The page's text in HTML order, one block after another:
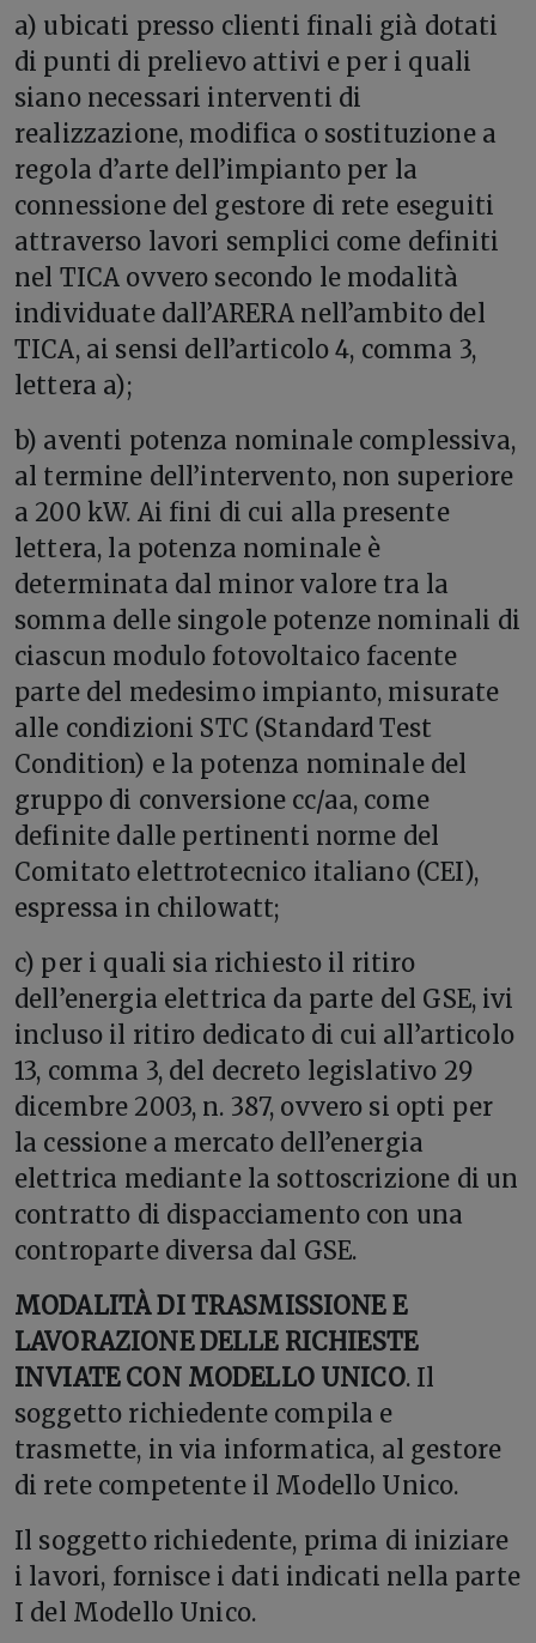
a) ubicati presso clienti finali già dotati
di punti di prelievo attivi e per i quali
siano necessari interventi di
realizzazione, modifica o sostituzione a
regola d’arte dell’impianto per la
connessione del gestore di rete eseguiti
attraverso lavori semplici come definiti
nel TICA ovvero secondo le modalità
individuate dall’ARERA nell’ambito del
TICA, ai sensi dell’articolo 4, comma 3,
lettera a);
b) aventi potenza nominale complessiva,
al termine dell’intervento, non superiore
a 200 kW. Ai fini di cui alla presente
lettera, la potenza nominale è
determinata dal minor valore tra la
somma delle singole potenze nominali di
ciascun modulo fotovoltaico facente
parte del medesimo impianto, misurate
alle condizioni STC (Standard Test
Condition) e la potenza nominale del
gruppo di conversione cc/aa, come
definite dalle pertinenti norme del
Comitato elettrotecnico italiano (CEI),
espressa in chilowatt;
c) per i quali sia richiesto il ritiro
dell’energia elettrica da parte del GSE, ivi
incluso il ritiro dedicato di cui all’articolo
13, comma 3, del decreto legislativo 29
dicembre 2003, n. 387, ovvero si opti per
la cessione a mercato dell’energia
elettrica mediante la sottoscrizione di un
contratto di dispacciamento con una
controparte diversa dal GSE.
MODALITÀ DI TRASMISSIONE E
LAVORAZIONE DELLE RICHIESTE
INVIATE CON MODELLO UNICO. Il
soggetto richiedente compila e
trasmette, in via informatica, al gestore
di rete competente il Modello Unico.
Il soggetto richiedente, prima di iniziare
i lavori, fornisce i dati indicati nella parte
I del Modello Unico.